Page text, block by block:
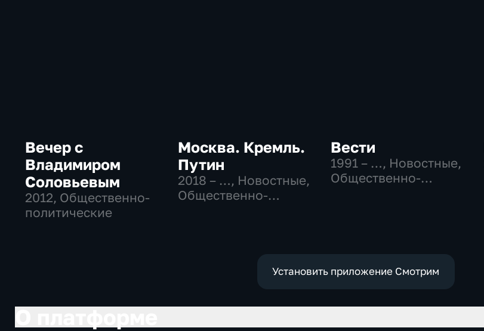
Вечер с
Владимиром
Соловьевым
2012, Общественно-
политические
Москва. Кремль.
Путин
2018 – …, Новостные,
Общественно-
Вести
1991 – …, Новостные,
Общественно-
Установить приложение Смотрим